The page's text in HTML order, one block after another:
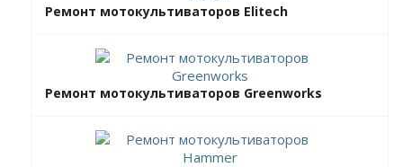
Ремонт мотокультиваторов Elitech
Ремонт мотокультиваторов Greenworks